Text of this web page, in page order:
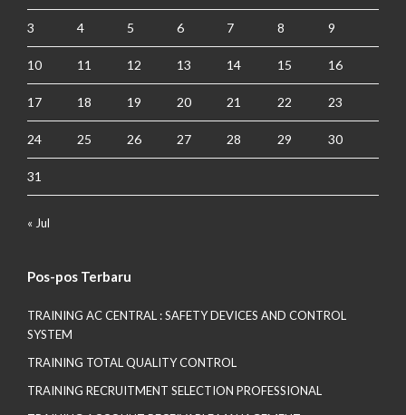
3 4 5 6 7 8 9
10 11 12 13 14 15 16
17 18 19 20 21 22 23
24 25 26 27 28 29 30
31
« Jul
Pos-pos Terbaru
TRAINING AC CENTRAL : SAFETY DEVICES AND CONTROL
SYSTEM
TRAINING TOTAL QUALITY CONTROL
TRAINING RECRUITMENT SELECTION PROFESSIONAL